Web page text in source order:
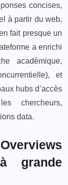
concises,
à partir du web,
fait presque un
a enrichi
académique,
et
hubs d’accès
chercheurs,
data.
grande